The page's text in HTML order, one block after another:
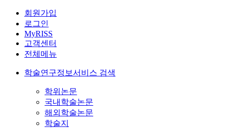
회원가입
로그인
MyRISS
고객센터
전체메뉴
학술연구정보서비스 검색
학위논문
국내학술논문
해외학술논문
학술지